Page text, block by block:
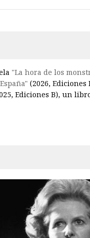
"La hora de los
(2026,
Ediciones B), un